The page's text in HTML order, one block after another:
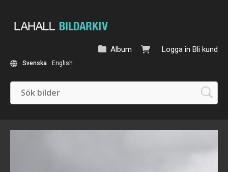
Logga in Bli kund
Album
Svenska English